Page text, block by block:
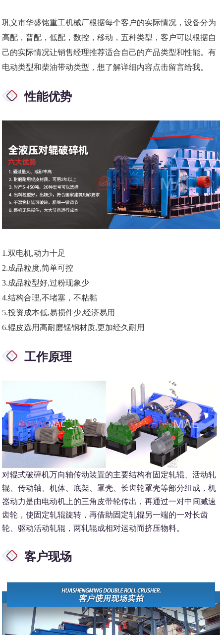
巩义市华盛铭重工机械厂根据每个客户的实际情况，设备分为
高配，普配，低配，数控，移动，五种类型，客户可以根据自
己的实际情况让销售经理推荐适合自己的产品类型和性能。有
电动类型和柴油带动类型，想了解详细内容点击留言给我。
性能优势
1.双电机,动力十足
2.成品粒度,简单可控
3.成品粒型好,过粉现象少
4.结构合理,不堵塞，不粘黏
5.投资成本低,易损件少,经济易用
6.辊皮选用高耐磨锰钢材质,更加经久耐用
工作原理
对辊式破碎机万向轴传动装置的主要结构有固定轧辊、活动轧
辊、传动轴、机体、底架、罩壳、长齿轮罩壳等部分组成，机
器动力是由电动机上的三角皮带轮传出，再通过一对中间减速
齿轮，使固定轧辊旋转，再借助固定轧辊另一端的一对长齿
轮、驱动活动轧辊，两轧辊成相对运动而挤压物料。
客户现场